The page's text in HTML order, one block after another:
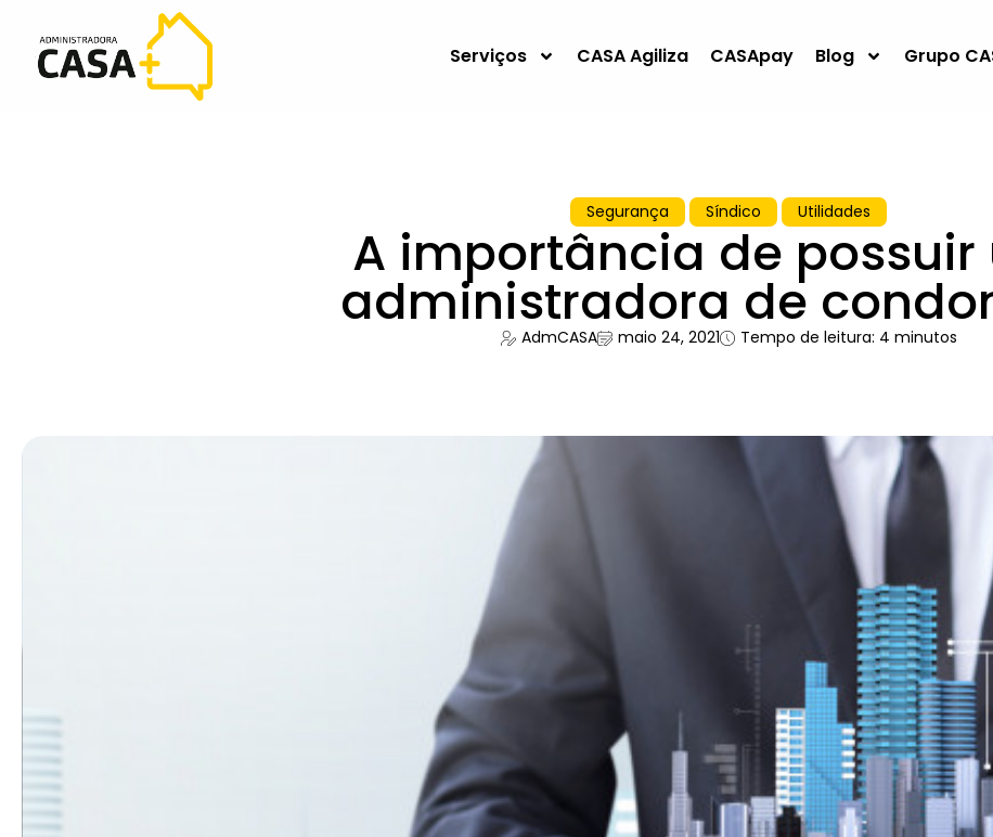
Serviços CASA Agiliza CASApay Blog Grupo
Segurança Síndico Utilidades
A importância de possuir
administradora de
AdmCASA maio 24, 2021 Tempo de leitura: 4 minutos